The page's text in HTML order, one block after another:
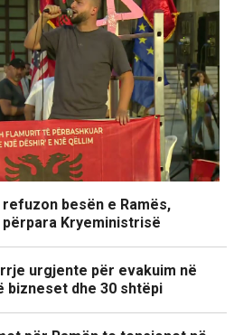
besën e Ramës,
Kryeministrisë
urgjente për evakuim në
bizneset dhe 30 shtëpi